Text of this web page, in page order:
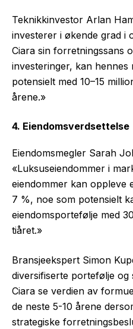
Teknikkinvestor Arlan
investerer i økende grad i
Ciara sin forretningssans
investeringer, kan
potensielt med 10–15
årene.»
4. Eiendomsverdsettelse
Eiendomsmegler Sarah
«Luksuseiendommer i
eiendommer kan oppleve
7 %, noe som potensielt
eiendomsportefølje med
tiåret.»
Bransjeekspert Simon
diversifiserte portefølje
Ciara se verdien av
de neste 5-10 årene
strategiske